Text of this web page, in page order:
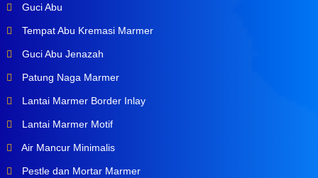
Guci Abu
Tempat Abu Kremasi Marmer
Guci Abu Jenazah
Patung Naga Marmer
Lantai Marmer Border Inlay
Lantai Marmer Motif
Air Mancur Minimalis
Pestle dan Mortar Marmer